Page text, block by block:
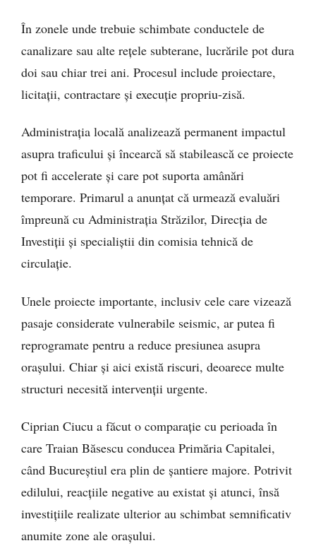
În zonele unde trebuie schimbate conductele de
canalizare sau alte rețele subterane, lucrările pot dura
doi sau chiar trei ani. Procesul include proiectare,
licitații, contractare și execuție propriu-zisă.
Administrația locală analizează permanent impactul
asupra traficului și încearcă să stabilească ce proiecte
pot fi accelerate și care pot suporta amânări
temporare. Primarul a anunțat că urmează evaluări
împreună cu Administrația Străzilor, Direcția de
Investiții și specialiștii din comisia tehnică de
circulație.
Unele proiecte importante, inclusiv cele care vizează
pasaje considerate vulnerabile seismic, ar putea fi
reprogramate pentru a reduce presiunea asupra
orașului. Chiar și aici există riscuri, deoarece multe
structuri necesită intervenții urgente.
Ciprian Ciucu a făcut o comparație cu perioada în
care Traian Băsescu conducea Primăria Capitalei,
când Bucureștiul era plin de șantiere majore. Potrivit
edilului, reacțiile negative au existat și atunci, însă
investițiile realizate ulterior au schimbat semnificativ
anumite zone ale orașului.